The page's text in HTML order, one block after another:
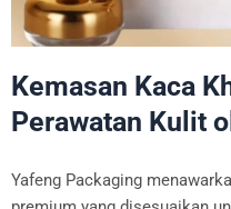
Kemasan Kaca
Perawatan Kulit
Yafeng Packaging